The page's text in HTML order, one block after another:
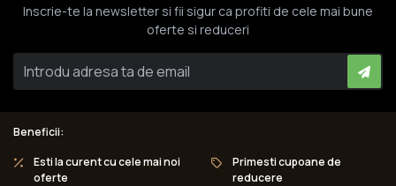
Inscrie-te la newsletter si fii sigur ca profiti de cele mai bune
oferte si reduceri
Beneficii:
Esti la curent cu cele mai noi
oferte
Primesti cupoane de
reducere